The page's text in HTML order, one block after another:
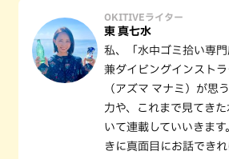
OKITIVEライター
東 真七水
私、「水中ゴミ拾い専
兼ダイビングインスト
（アズマ マナミ）が思
力や、これまで見てき
いて連載していいきま
きに真面目にお話でき